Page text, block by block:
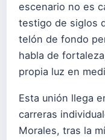
escenario no es
testigo de siglos
telón de fondo
habla de
propia luz en
Esta unión llega
carreras
Morales, tras la